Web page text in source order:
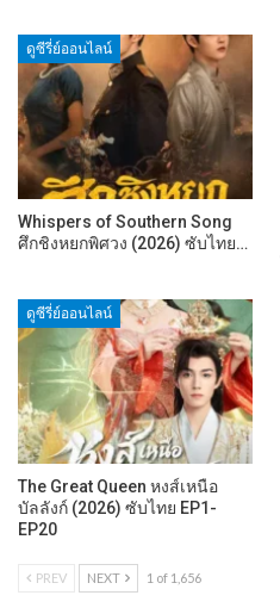
ดูซีรี่ย์ออนไลน์
Whispers of Southern Song
ศึกชิงหยกพิศวง (2026) ซับไทย…
ดูซีรี่ย์ออนไลน์
The Great Queen หงส์เหนือ
บัลลังก์ (2026) ซับไทย EP1-
EP20
PREV NEXT 1 of 1,656